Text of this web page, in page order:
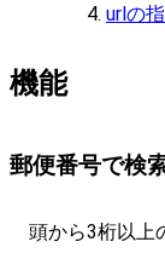
urlの
機能
郵便番号で検
頭から3桁以上